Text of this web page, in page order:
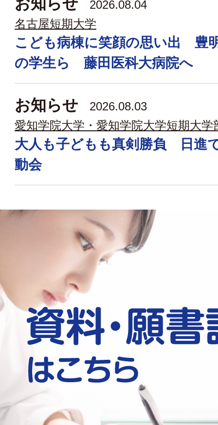
2026.08.04
名古屋短期大学
こども病棟に笑顔の思い出 豊
の学生ら 藤田医科大病院へ
お知らせ
2026.08.03
愛知学院大学・愛知学院大学短期大学
大人も子どもも真剣勝負 日進
動会